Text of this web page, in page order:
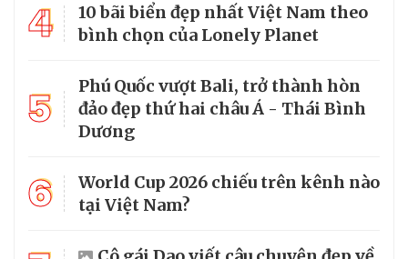
4
10 bãi biển đẹp nhất Việt Nam theo
bình chọn của Lonely Planet
5
Phú Quốc vượt Bali, trở thành hòn
đảo đẹp thứ hai châu Á - Thái Bình
Dương
6
World Cup 2026 chiếu trên kênh nào
tại Việt Nam?